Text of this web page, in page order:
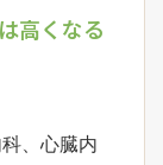
高くなる
、心臓内